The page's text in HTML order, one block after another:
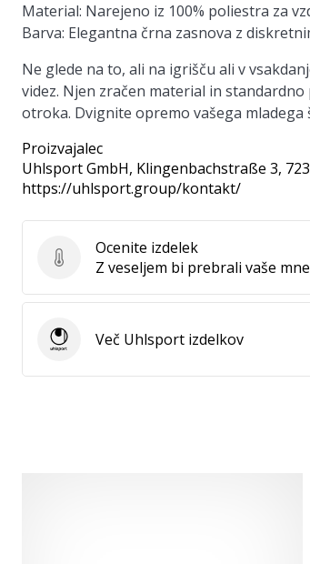
Material: Narejeno iz 100% poliestra za
Barva: Elegantna črna zasnova z
Ne glede na to, ali na igrišču ali v
videz. Njen zračen material in
otroka. Dvignite opremo vašega
Proizvajalec
Uhlsport GmbH, Klingenbachstraße 3,
https://uhlsport.group/kontakt/
Ocenite izdelek
Ocenite izdelek
Z veseljem bi prebrali vaše
UhlsportVeč Uhlsport izdelkov